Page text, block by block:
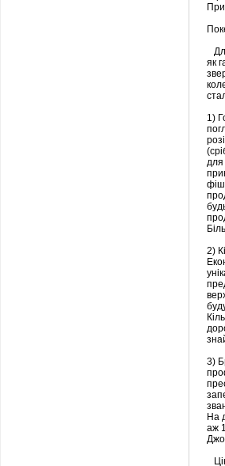
як
1)
для
2)
3)
На
аж